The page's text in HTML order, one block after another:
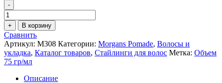
-
Количество
товара
Паста
для
укладки
Morgans
Styling
Fibre
+ В корзину
Сравнить
Артикул: M308 Категории: Morgans Pomade, Волосы и
укладка, Каталог товаров, Стайлинги для волос Метка: Объем
75 гр/мл
Описание